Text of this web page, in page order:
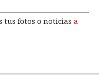
tus fotos o noticias a